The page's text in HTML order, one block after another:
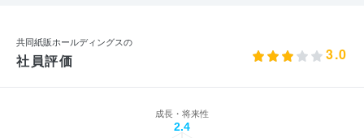
共同紙販ホールディングスの
社員評価 3.0
成長・将来性
2.4